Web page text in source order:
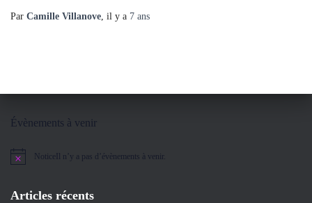
Par Camille Villanove , il y a 7 ans
Évènements à venir
Notice Il n’y a pas d’évènements à venir.
Articles récents